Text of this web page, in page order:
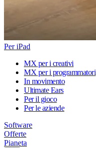
Per iPad
MX per i creativi
MX per i programmatori
In movimento
Ultimate Ears
Per il gioco
Per le aziende
Software
Offerte
Pianeta